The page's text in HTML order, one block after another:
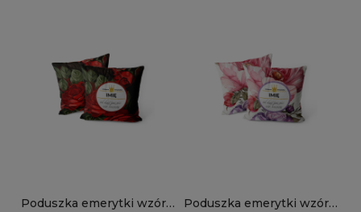
Poduszka emerytki wzór
Poduszka emerytki wzór